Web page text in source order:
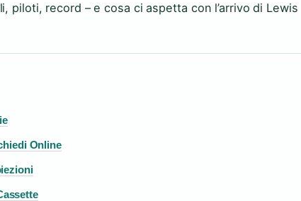
piloti, record – e cosa ci aspetta con l’arrivo di Lewis
Online